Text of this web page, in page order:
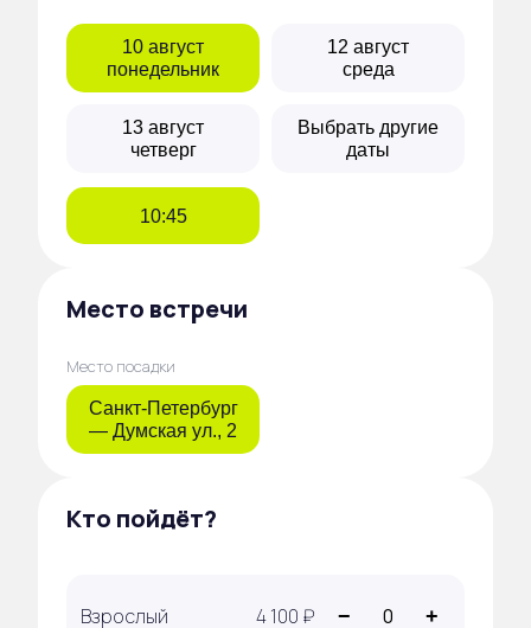
10 август
понедельник
12 август
среда
13 август
четверг
Выбрать другие
даты
10:45
Место встречи
Место посадки
Санкт-Петербург
— Думская ул., 2
Кто пойдёт?
Взрослый 4 100 ₽ − +